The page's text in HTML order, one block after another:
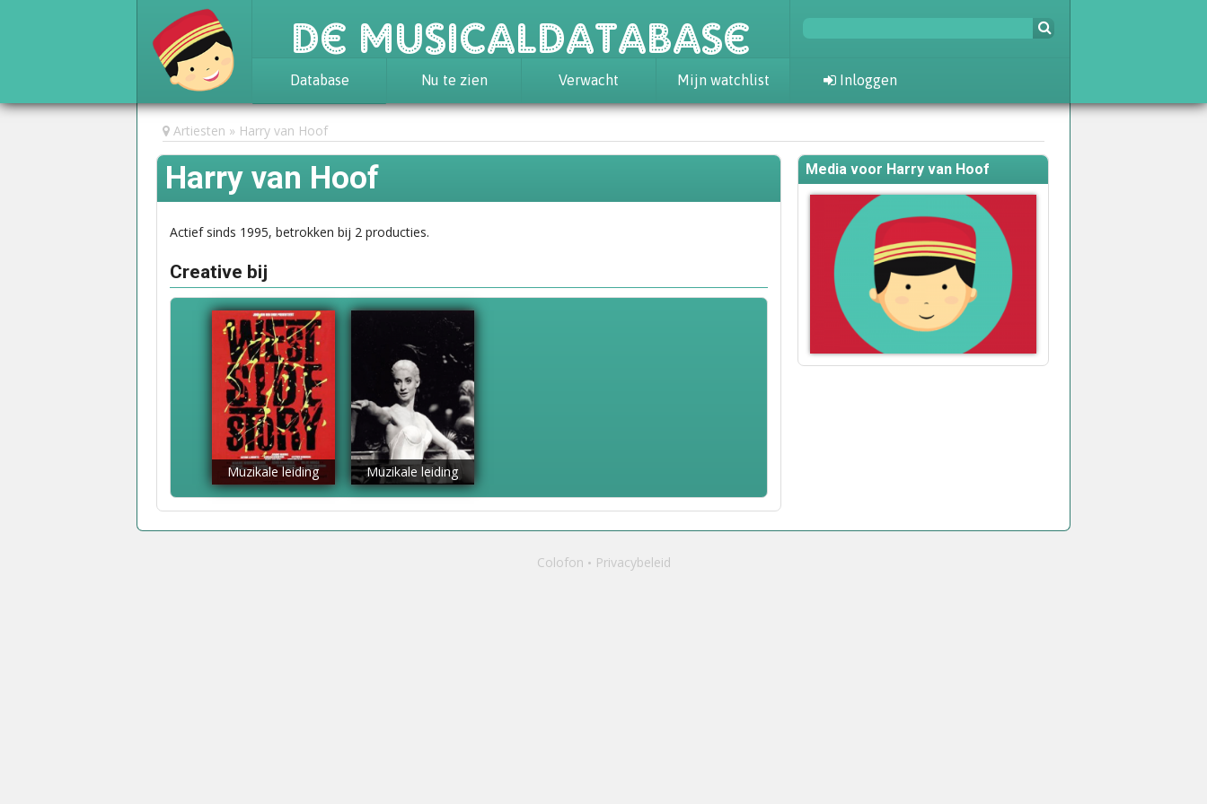
De Musicaldatabase
Database
Achtergrond
Awards
Statistieken
Nu te zien Verwacht Mijn watchlist Inloggen
Artiesten Harry van Hoof
Harry van Hoof
Actief sinds 1995, betrokken bij 2 producties.
Creative bij
Muzikale leiding Muzikale leiding
Media voor Harry van Hoof
Colofon Privacybeleid